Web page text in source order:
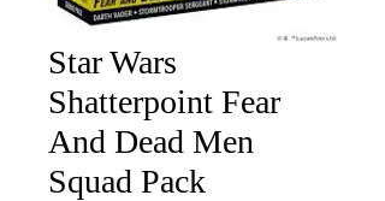
Star Wars
Shatterpoint Fear
And Dead Men
Squad Pack